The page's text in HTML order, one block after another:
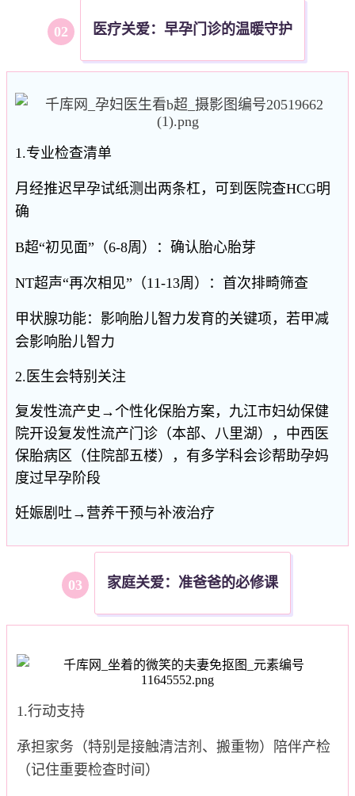
02 医疗关爱：早孕门诊的温暖守护
1.专业检查清单
月经推迟早孕试纸测出两条杠，可到医院查HCG明
确
B超“初见面”（6-8周）：确认胎心胎芽
NT超声“再次相见”（11-13周）：首次排畸筛查
甲状腺功能：影响胎儿智力发育的关键项，若甲减
会影响胎儿智力
2.医生会特别关注
复发性流产史→个性化保胎方案，九江市妇幼保健
院开设复发性流产门诊（本部、八里湖），中西医
保胎病区（住院部五楼），有多学科会诊帮助孕妈
度过早孕阶段
妊娠剧吐→营养干预与补液治疗
03 家庭关爱：准爸爸的必修课
1.行动支持
承担家务（特别是接触清洁剂、搬重物）陪伴产检
（记住重要检查时间）